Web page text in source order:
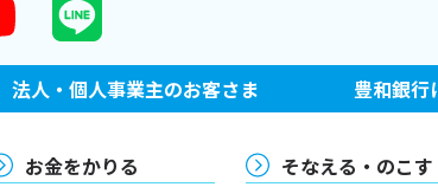
法人・個人事業主のお客さま 豊和銀行
お金をかりる そなえる・のこす